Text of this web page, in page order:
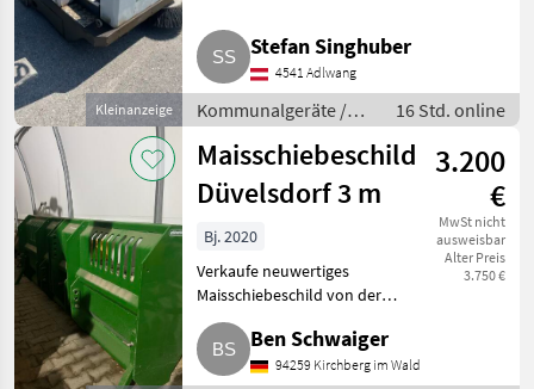
Kleinanzeige
Absaugung und hydr.
Hochentleerer, kleine
Reparaturen sind notwendig.
Kommunalgeräte Keh
Stefan Singhuber
4541 Adlwang
Kommunalgeräte /
Kehrtechnik
16 Std. online
Maisschiebeschild
Düvelsdorf 3 m
3.200
€
MwSt nicht
ausweisbar
Alter Preis
3.750 €
Bj. 2020
Verkaufe neuwertiges
Maisschiebeschild von der
Marke Düvelsdorf, die Breite
beträgt 3 m. Kommunalgeräte
Kehrtechnik
Ben Schwaiger
94259 Kirchberg im Wald